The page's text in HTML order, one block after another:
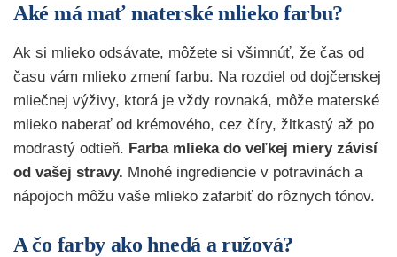
Aké má mať materské mlieko farbu?
Ak si mlieko odsávate, môžete si všimnúť, že čas od
času vám mlieko zmení farbu. Na rozdiel od dojčenskej
mliečnej výživy, ktorá je vždy rovnaká, môže materské
mlieko naberať od krémového, cez číry, žltkastý až po
modrastý odtieň. Farba mlieka do veľkej miery závisí
od vašej stravy. Mnohé ingrediencie v potravinách a
nápojoch môžu vaše mlieko zafarbiť do rôznych tónov.
A čo farby ako hnedá a ružová?